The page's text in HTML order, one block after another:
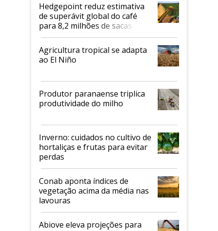
Hedgepoint reduz estimativa
de superávit global do café
para 8,2 milhões de sacas
Agricultura tropical se adapta
ao El Niño
Produtor paranaense triplica
produtividade do milho
Inverno: cuidados no cultivo de
hortaliças e frutas para evitar
perdas
Conab aponta índices de
vegetação acima da média nas
lavouras
Abiove eleva projeções para